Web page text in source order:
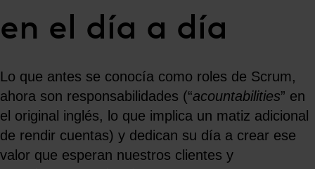
en el día a día
Lo que antes se conocía como roles de Scrum,
ahora son responsabilidades (“acountabilities” en
el original inglés, lo que implica un matiz adicional
de rendir cuentas) y dedican su día a crear ese
valor que esperan nuestros clientes y